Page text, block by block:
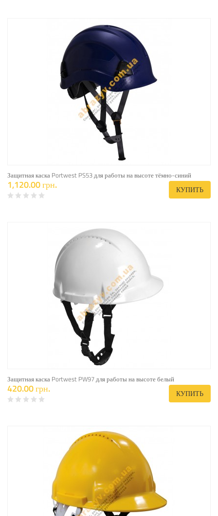
Защитная каска Portwest PS53 для работы на высоте тёмно-синий
1,120.00 грн. КУПИТЬ
Защитная каска Portwest PW97 для работы на высоте белый
420.00 грн. КУПИТЬ